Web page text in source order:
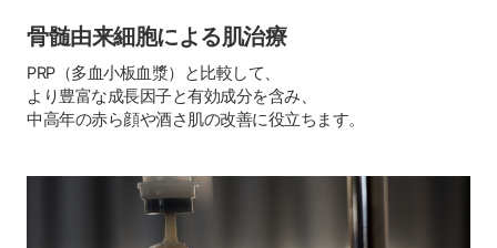
骨髄由来細胞による肌治療
PRP（多血小板血漿）と比較して、
より豊富な成長因子と有効成分を含み、
中高年の赤ら顔や酒さ肌の改善に役立ちます。